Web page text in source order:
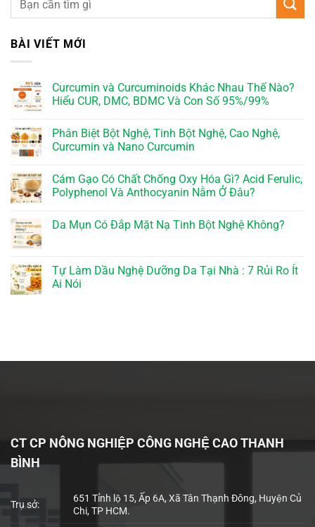
BÀI VIẾT MỚI
Curcumin và Curcuminoids Khác Nhau Thế Nào?
Hiểu CUR, DMC, BDMC Và Con Số 95%/99%
Phân Biệt Bột Nghệ, Tinh Bột Nghệ, Cao Nghệ,
Curcumin và Nano Curcumin
Cám Gạo Có Chất Chống Oxy Hóa Gì? Acid Ferulic,
Polyphenol Và Anthocyanin Nằm Ở Đâu?
Da Mụn Có Đắp Mặt Nạ Tinh Bột Nghệ Không?
Tự Làm Dầu Nghệ Dưỡng Da Tại Nhà : 7 Rủi Ro Ít
Ai Nói
CT CP NÔNG NGHIỆP CÔNG NGHỆ CAO THANH
BÌNH
Trụ sở:
651 Tỉnh lộ 15, Ấp 6A, Xã Tân Thạnh Đông, Huyện Củ
Chi, TP HCM.